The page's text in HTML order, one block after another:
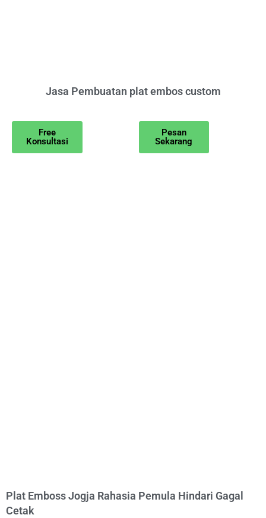
Jasa Pembuatan plat embos custom
Free
Konsultasi
Pesan
Sekarang
Plat Emboss Jogja Rahasia Pemula Hindari Gagal
Cetak